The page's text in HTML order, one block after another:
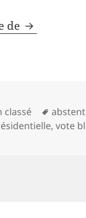
de Je ne vous
classé
Mots-
clés
,vote